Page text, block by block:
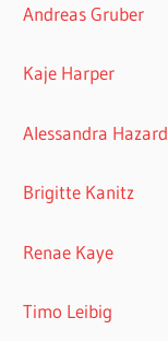
Andreas Gruber
Kaje Harper
Alessandra Hazard
Brigitte Kanitz
Renae Kaye
Timo Leibig